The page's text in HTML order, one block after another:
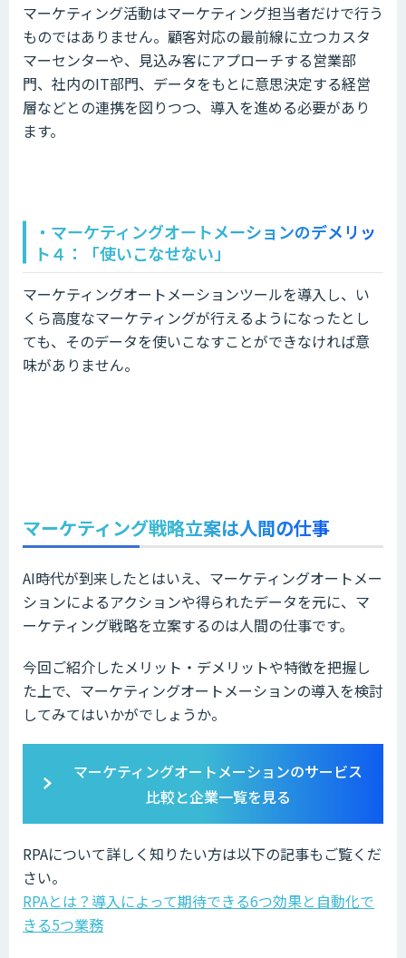
マーケティング活動はマーケティング担当者だけで行う
ものではありません。顧客対応の最前線に立つカスタ
マーセンターや、見込み客にアプローチする営業部
門、社内のIT部門、データをもとに意思決定する経営
層などとの連携を図りつつ、導入を進める必要があり
ます。
・マーケティングオートメーションのデメリッ
ト４ ：「使いこなせない」
マーケティングオートメーションツールを導入し、い
くら高度なマーケティングが行えるようになったとし
ても、そのデータを使いこなすことができなければ意
味がありません。
マーケティング戦略立案は人間の仕事
AI時代が到来したとはいえ、マーケティングオートメー
ションによるアクションや得られたデータを元に、マ
ーケティング戦略を立案するのは人間の仕事です。
今回ご紹介したメリット・デメリットや特徴を把握し
た上で、マーケティングオートメーションの導入を検討
してみてはいかがでしょうか。
マーケティングオートメーションのサービス
比較と企業一覧を見る
RPAについて詳しく知りたい方は以下の記事もご覧くだ
さい。
RPAとは？導入によって期待できる6つ効果と自動化で
きる5つ業務